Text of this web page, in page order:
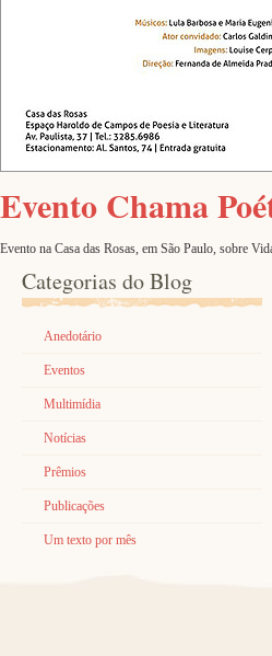
Evento Chama
Evento na Casa das Rosas, em São Paulo, sobre
Categorias do Blog
Anedotário
Eventos
Multimídia
Notícias
Prêmios
Publicações
Um texto por mês